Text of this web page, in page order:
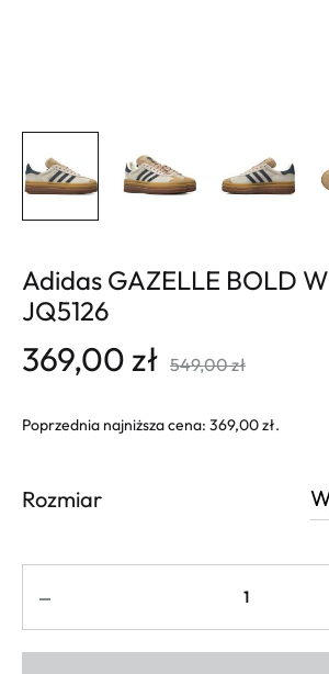
Adidas GAZELLE BOLD W
JQ5126
369,00zł 549,00zł
Poprzednia najniższa cena: 369,00zł.
Rozmiar